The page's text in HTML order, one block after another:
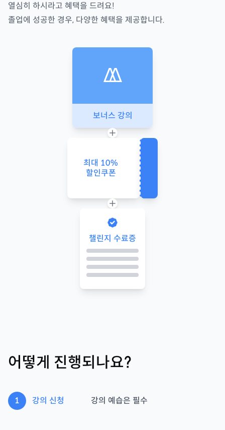
열심히 하시라고 혜택을 드려요!
졸업에 성공한 경우, 다양한 혜택을 제공합니다.
보너스 강의
최대 10%
할인쿠폰
챌린지 수료증
어떻게 진행되나요?
1 강의 신청 강의 예습은 필수